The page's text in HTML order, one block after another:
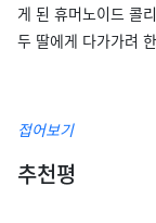
게 된 휴머노이드 콜
두 딸에게 다가가려
접어보기
추천평